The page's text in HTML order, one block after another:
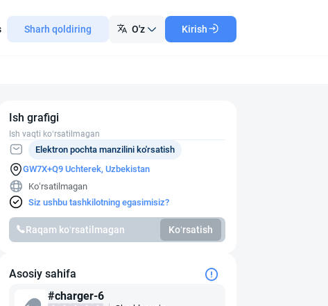
Sharh qoldiring O'z Kirish
Ish grafigi
Ish vaqti ko‘rsatilmagan
GW7X+Q9 Uchterek, Uzbekistan
Elektron pochta manzilini ko'rsatish
Ko‘rsatilmagan
Siz ushbu tashkilotning egasimisiz?
Raqam ko‘rsatilmagan Ko‘rsatish
Asosiy sahifa
#charger-6